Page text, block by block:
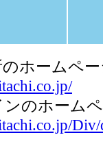
ホームペ
のホーム
Div/